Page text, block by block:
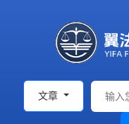
文章